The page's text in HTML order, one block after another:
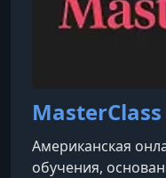
MasterClass
Американская
обучения,